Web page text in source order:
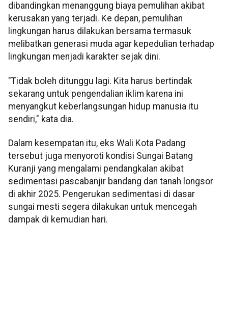
dibandingkan menanggung biaya pemulihan akibat
kerusakan yang terjadi. Ke depan, pemulihan
lingkungan harus dilakukan bersama termasuk
melibatkan generasi muda agar kepedulian terhadap
lingkungan menjadi karakter sejak dini.
"Tidak boleh ditunggu lagi. Kita harus bertindak
sekarang untuk pengendalian iklim karena ini
menyangkut keberlangsungan hidup manusia itu
sendiri," kata dia.
Dalam kesempatan itu, eks Wali Kota Padang
tersebut juga menyoroti kondisi Sungai Batang
Kuranji yang mengalami pendangkalan akibat
sedimentasi pascabanjir bandang dan tanah longsor
di akhir 2025. Pengerukan sedimentasi di dasar
sungai mesti segera dilakukan untuk mencegah
dampak di kemudian hari.